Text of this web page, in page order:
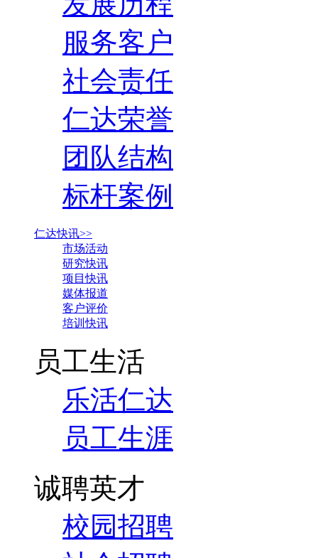
服务客户
社会责任
仁达荣誉
团队结构
标杆案例
仁达快讯>>
市场活动
研究快讯
项目快讯
媒体报道
客户评价
培训快讯
员工生活
乐活仁达
员工生涯
诚聘英才
校园招聘